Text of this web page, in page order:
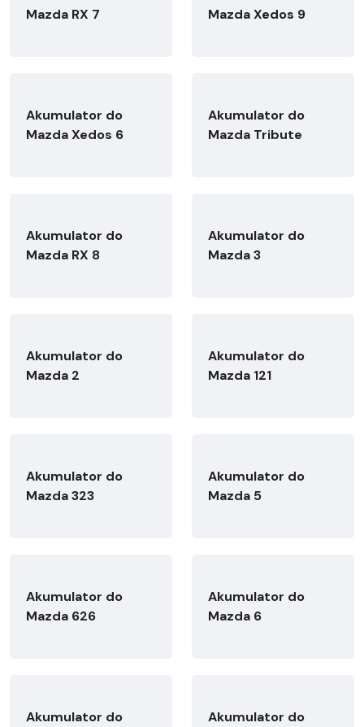
Mazda RX 7
Mazda Xedos 9
Akumulator do
Mazda Xedos 6
Akumulator do
Mazda Tribute
Akumulator do
Mazda RX 8
Akumulator do
Mazda 3
Akumulator do
Mazda 2
Akumulator do
Mazda 121
Akumulator do
Mazda 323
Akumulator do
Mazda 5
Akumulator do
Mazda 626
Akumulator do
Mazda 6
Akumulator do
Akumulator do